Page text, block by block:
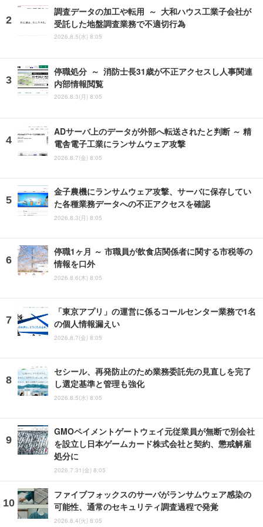
調査データの加工や転用 ～ 大和ハウス工業子会社が
受託した地盤調査業務で不適切行為
2026.8.5(水) 8:05
停職処分 ～ 消防士長31歳が不正アクセスし人事関連
内部情報閲覧
2026.8.3(月) 8:05
ADサーバ上のデータが外部へ転送されたと判断 ～ 精
電舎電子工業にランサムウェア攻撃
2026.8.7(金) 8:05
金子農機にランサムウェア攻撃、サーバに保存してい
た各種業務データへの不正アクセスを確認
2026.8.3(月) 8:05
停職1ヶ月 ～ 市職員が飲食店関係者に関する市税等の
情報を口外
2026.8.6(木) 8:05
「東京アプリ」の運営に係るコールセンター業務で1名
の個人情報漏えい
2026.8.7(金) 8:05
セシール、再発防止のため業務委託先の見直しを完了
し選定基準と管理も強化
2026.8.5(水) 8:05
GMOペイメントゲートウェイ元従業員が無断で別会社
を設立し日本ゲームカード株式会社と契約、懲戒解雇
処分に
2026.7.31(金) 8:05
ファイブフォックスのサーバがランサムウェア感染の
可能性、通常のセキュリティ調査過程で発覚
2026.8.4(火) 8:05